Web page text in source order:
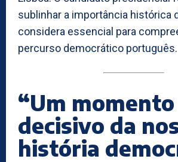
sublinhar a importância histórica
considera essencial para
percurso democrático português.
“Um momento
decisivo da
história